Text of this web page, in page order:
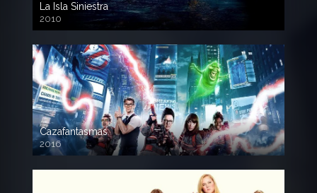
La Isla Siniestra
2010
720p HD
Cazafantasmas
2016
720p HD